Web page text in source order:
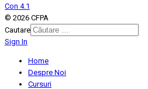
Con 4.1
© 2026 CFPA
Cautare
Sign In
Home
Despre Noi
Cursuri